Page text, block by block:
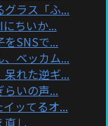
ラス「ふ...
ちいか...
をSNSで...
、ベッカム...
呆れた逆ギ...
いの声...
ッてるオ...
し...